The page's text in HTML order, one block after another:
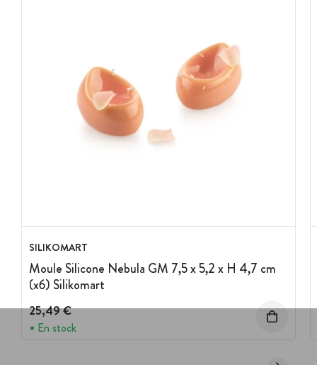
SILIKOMART
Moule Silicone Nebula GM 7,5 x 5,2 x H 4,7 cm
(x6) Silikomart
25,49 €
En stock